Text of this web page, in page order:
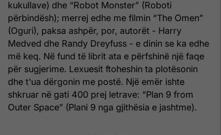
kukullave) dhe “Robot Monster” (Roboti
përbindësh); merrej edhe me filmin “The Omen”
(Oguri), paksa ashpër, por, autorët - Harry
Medved dhe Randy Dreyfuss - e dinin se ka edhe
më keq. Në fund të librit ata e përfshinë një faqe
për sugjerime. Lexuesit ftoheshin ta plotësonin
dhe t'ua dërgonin me postë. Një emër ishte
shkruar në gati 400 prej letrave: “Plan 9 from
Outer Space” (Plani 9 nga gjithësia e jashtme).